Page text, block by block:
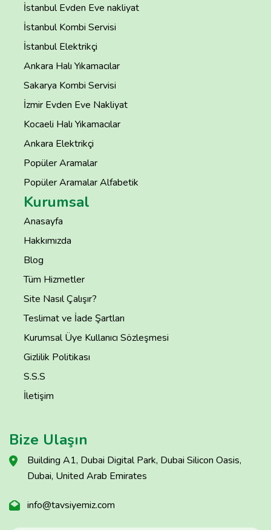
İstanbul Evden Eve nakliyat
İstanbul Kombi Servisi
İstanbul Elektrikçi
Ankara Halı Yıkamacılar
Sakarya Kombi Servisi
İzmir Evden Eve Nakliyat
Kocaeli Halı Yıkamacılar
Ankara Elektrikçi
Popüler Aramalar
Popüler Aramalar Alfabetik
Kurumsal
Anasayfa
Hakkımızda
Blog
Tüm Hizmetler
Site Nasıl Çalışır?
Teslimat ve İade Şartları
Kurumsal Üye Kullanıcı Sözleşmesi
Gizlilik Politikası
S.S.S
İletişim
Bize Ulaşın
Building A1, Dubai Digital Park, Dubai Silicon Oasis,
Dubai, United Arab Emirates
info@tavsiyemiz.com